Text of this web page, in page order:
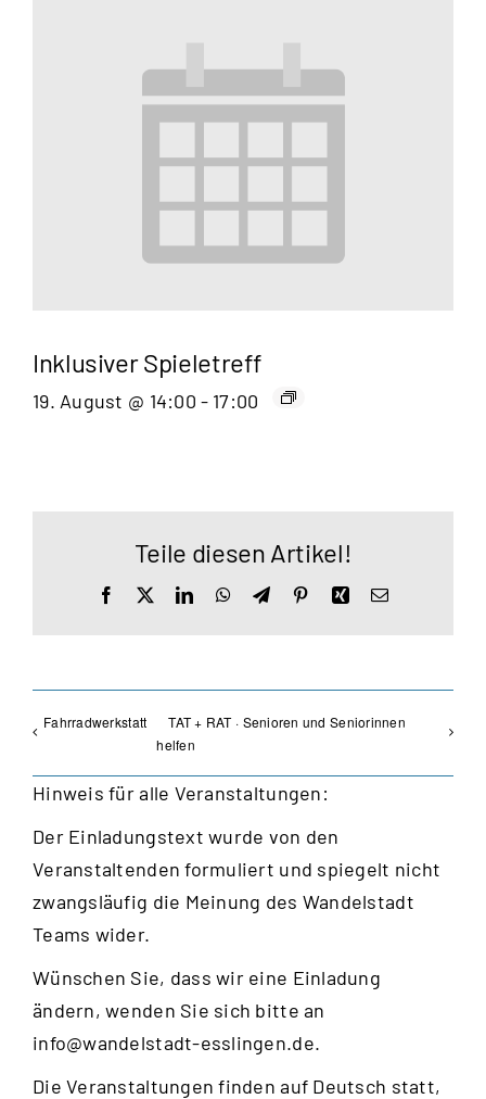
Inklusiver Spieletreff
19. August @ 14:00 - 17:00
Teile diesen Artikel!
Facebook LinkedInWhatsApp
TelegramPinterestXingE-
Fahrradwerkstatt
TAT + RAT · Senioren und Seniorinnen
helfen
Hinweis für alle Veranstaltungen:
Der Einladungstext wurde von den
Veranstaltenden formuliert und spiegelt nicht
zwangsläufig die Meinung des Wandelstadt
Teams wider.
Wünschen Sie, dass wir eine Einladung
ändern, wenden Sie sich bitte an
info@wandelstadt-esslingen.de.
Die Veranstaltungen finden auf Deutsch statt,